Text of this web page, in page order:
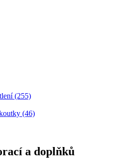
(255)
(46)
a doplňků